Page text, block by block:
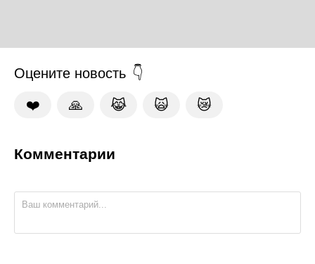
Оцените новость
❤️ 🙏 😹 🙀 😿
Комментарии